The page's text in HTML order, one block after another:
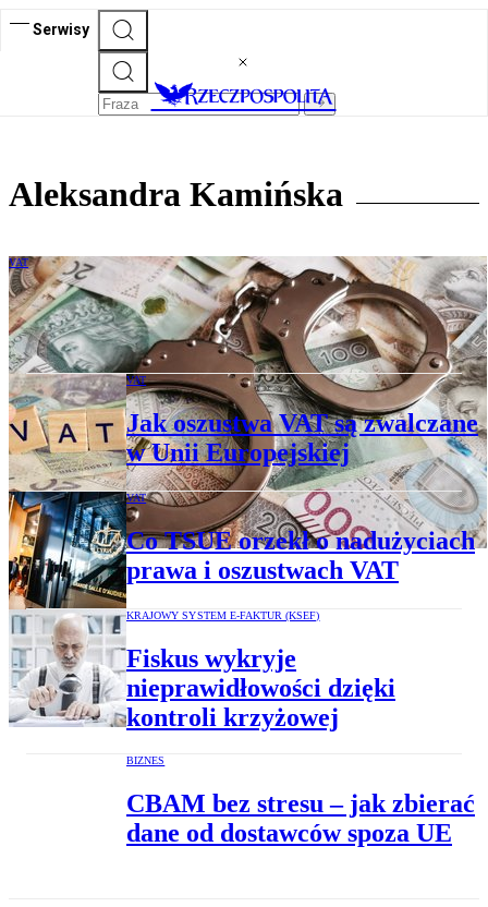
Serwisy
Aleksandra Kamińska
VAT
Pułapki w transgranicznym VAT – jak
bezpiecznie handlować w UE
VAT
Jak oszustwa VAT są zwalczane
w Unii Europejskiej
VAT
Co TSUE orzekł o nadużyciach
prawa i oszustwach VAT
KRAJOWY SYSTEM E-FAKTUR (KSEF)
Fiskus wykryje
nieprawidłowości dzięki
kontroli krzyżowej
BIZNES
CBAM bez stresu – jak zbierać
dane od dostawców spoza UE